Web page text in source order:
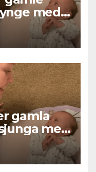
med
millioner
gamla
med
miljoner